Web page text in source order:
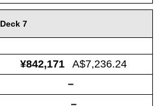
7
¥842,171 A$7,236.24
－